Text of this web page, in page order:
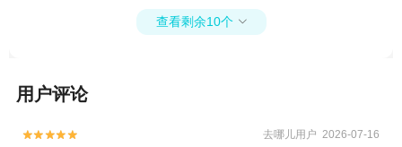
+广州融创乐园+莲花山国际游艇会会展中心
查看剩余10个 
用户评论

 去哪儿用户 2026-07-16